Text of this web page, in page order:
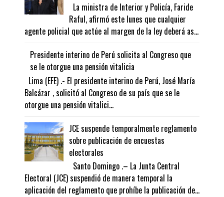
La ministra de Interior y Policía, Faride
Raful, afirmó este lunes que cualquier
agente policial que actúe al margen de la ley deberá as...
Presidente interino de Perú solicita al Congreso que
se le otorgue una pensión vitalicia
Lima (EFE) .- El presidente interino de Perú, José María
Balcázar , solicitó al Congreso de su país que se le
otorgue una pensión vitalici...
JCE suspende temporalmente reglamento
sobre publicación de encuestas
electorales
Santo Domingo .– La Junta Central
Electoral (JCE) suspendió de manera temporal la
aplicación del reglamento que prohíbe la publicación de...